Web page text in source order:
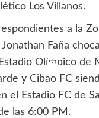
Los Villanos.
a la
Faña
Olímpico de
y Cibao FC
el Estadio FC de
las 6:00 PM.